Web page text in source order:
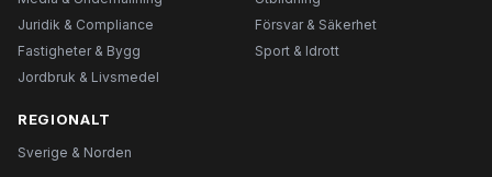
Juridik & Compliance
Försvar & Säkerhet
Fastigheter & Bygg
Sport & Idrott
Jordbruk & Livsmedel
REGIONALT
Sverige & Norden